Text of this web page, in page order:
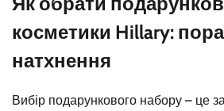
косметики Hillary:
натхнення
Вибір подарункового набору – це